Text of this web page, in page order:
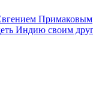
Примаковым
Индию своим